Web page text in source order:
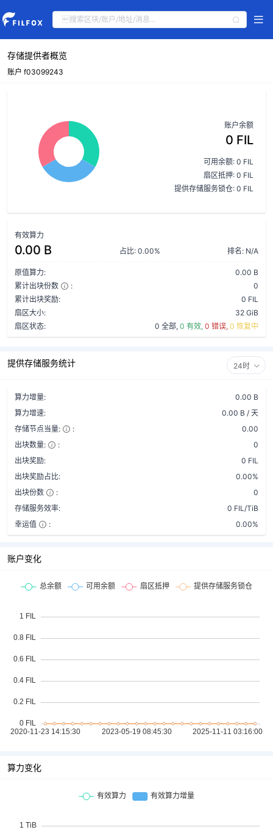
存储提供者概览
账户 f03099243
账户余额
0 FIL
可用余额: 0 FIL
扇区抵押: 0 FIL
提供存储服务锁仓: 0 FIL
有效算力
0.00 B 占比: 0.00% 排名: N/A
原值算力:
0.00 B
累计出块份数
:
0
累计出块奖励:
0 FIL
扇区大小:
32 GiB
扇区状态:
0 全部, 0 有效, 0 错误, 0 恢复中
提供存储服务统计 24时
算力增量:
0.00 B
算力增速:
0.00 B / 天
存储节点当量:
:
0.00
出块数量:
:
0
出块奖励:
0 FIL
出块奖励占比:
0.00%
出块份数
:
0
存储服务效率:
0 FIL/TiB
幸运值
: 0.00%
账户变化
算力变化